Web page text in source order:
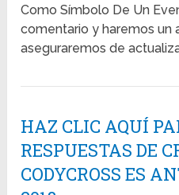
Como Símbolo De Un
comentario y haremos un
aseguraremos de
HAZ CLIC AQUÍ
RESPUESTAS DE
CODYCROSS ES